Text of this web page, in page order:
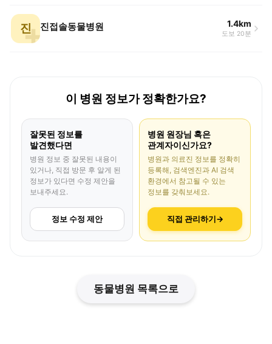
진 진접솔동물병원 1.4km
도보 20분
이 병원 정보가 정확한가요?
잘못된 정보를
발견했다면
병원 정보 중 잘못된 내용이
있거나, 직접 방문 후 알게 된
정보가 있다면 수정 제안을
보내주세요.
정보 수정 제안
병원 원장님 혹은
관계자이신가요?
병원과 의료진 정보를 정확히
등록해, 검색엔진과 AI 검색
환경에서 참고될 수 있는
정보를 갖춰보세요.
직접 관리하기→
동물병원 목록으로